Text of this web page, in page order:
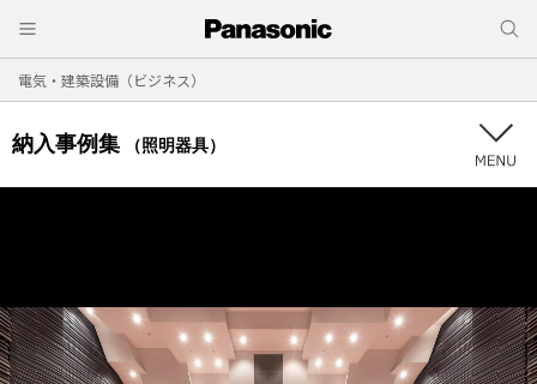
電気・建築設備（ビジネス）
納入事例集 （照明器具）